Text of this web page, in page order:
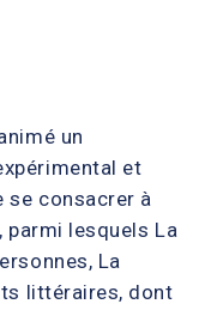
un
et
se consacrer à
parmi lesquels La
La
littéraires, dont